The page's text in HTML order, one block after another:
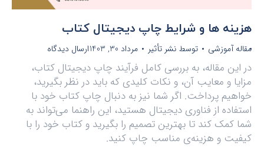
هزینه ها و شرایط چاپ دیجیتال کتاب
مقاله آموزشی توسط نشر تأثیر مرداد 30, 1403 ارسال دیدگاه
در این مقاله، به بررسی کامل فرآیند چاپ دیجیتال کتاب،
مزایا و معایب آن، و نکات کلیدی که باید در نظر بگیرید،
خواهیم پرداخت. اگر شما نیز به دنبال چاپ کتاب خود با
استفاده از فناوری دیجیتال هستید، این راهنما می‌تواند به
شما کمک کند تا بهترین تصمیم را بگیرید و کتاب خود را با
کیفیت و هزینه‌ی مناسب چاپ کنید.